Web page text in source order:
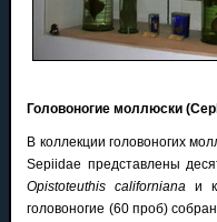
Головоногие моллюски
В коллекции головоногих
Sepiidae представлены
Opistoteuthis californiana и
головоногие (60 проб)